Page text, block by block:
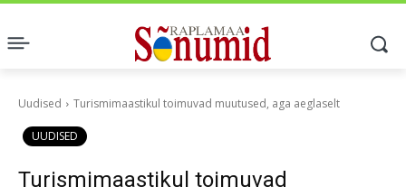
Uudised Turismimaastikul toimuvad muutused, aga aeglaselt
UUDISED
Turismimaastikul toimuvad